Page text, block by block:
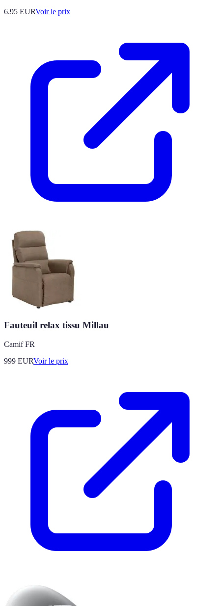
6.95 EURVoir le prix
Fauteuil relax tissu Millau
Camif FR
999 EURVoir le prix